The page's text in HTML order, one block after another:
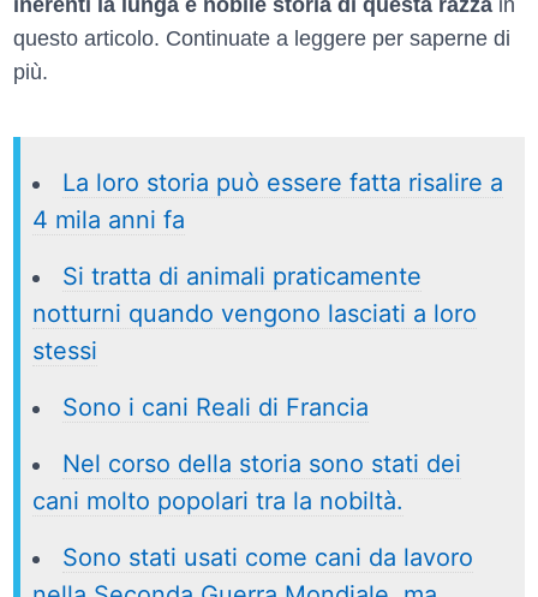
inerenti la lunga e nobile storia di questa razza in
questo articolo. Continuate a leggere per saperne di
più.
La loro storia può essere fatta risalire a
4 mila anni fa
Si tratta di animali praticamente
notturni quando vengono lasciati a loro
stessi
Sono i cani Reali di Francia
Nel corso della storia sono stati dei
cani molto popolari tra la nobiltà.
Sono stati usati come cani da lavoro